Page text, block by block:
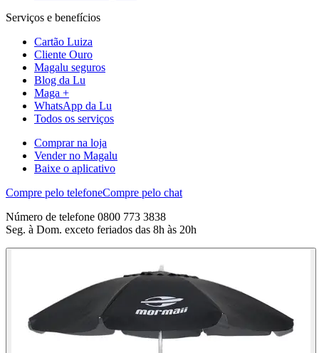
Serviços e benefícios
Cartão Luiza
Cliente Ouro
Magalu seguros
Blog da Lu
Maga +
WhatsApp da Lu
Todos os serviços
Comprar na loja
Vender no Magalu
Baixe o aplicativo
Compre pelo telefoneCompre pelo chat
Número de telefone 0800 773 3838
Seg. à Dom. exceto feriados das 8h às 20h